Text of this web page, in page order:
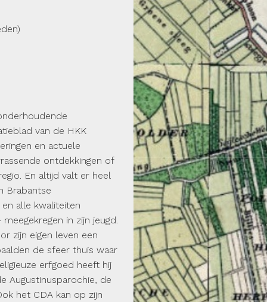
van de HKK
en actuele
ontdekkingen of
En altijd valt er heel
Brabantse
alle kwaliteiten
in zijn jeugd.
zijn eigen leven een
de sfeer thuis waar
erfgoed heeft hij
Augustinusparochie, de
het CDA kan op zijn